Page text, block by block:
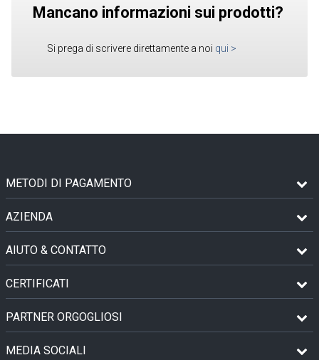
Mancano informazioni sui prodotti?
Si prega di scrivere direttamente a noi qui >
METODI DI PAGAMENTO
AZIENDA
AIUTO & CONTATTO
CERTIFICATI
PARTNER ORGOGLIOSI
MEDIA SOCIALI